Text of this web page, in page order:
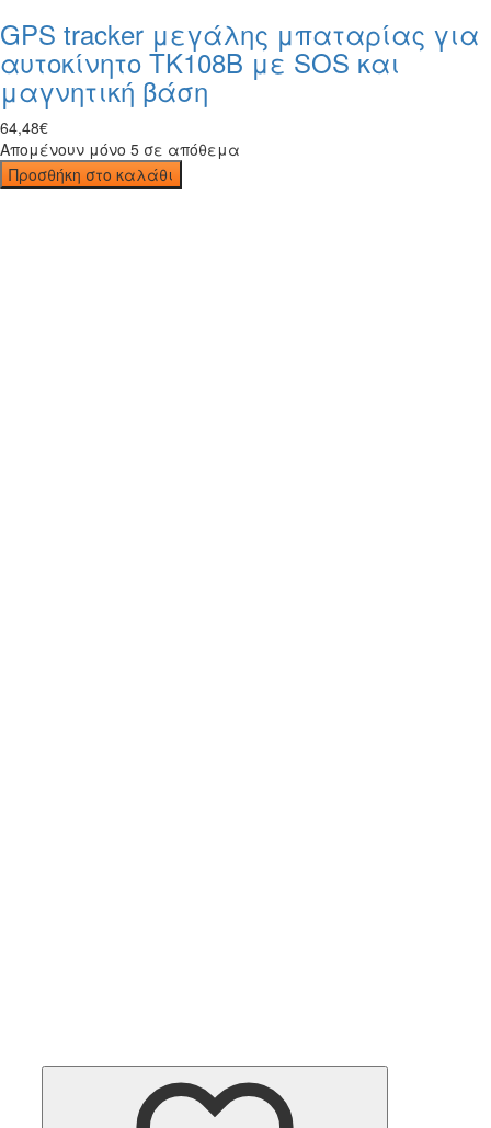
GPS tracker μεγάλης μπαταρίας για
αυτοκίνητο TK108B με SOS και
μαγνητική βάση
64,48€
Απομένουν μόνο 5 σε απόθεμα
Προσθήκη στο καλάθι